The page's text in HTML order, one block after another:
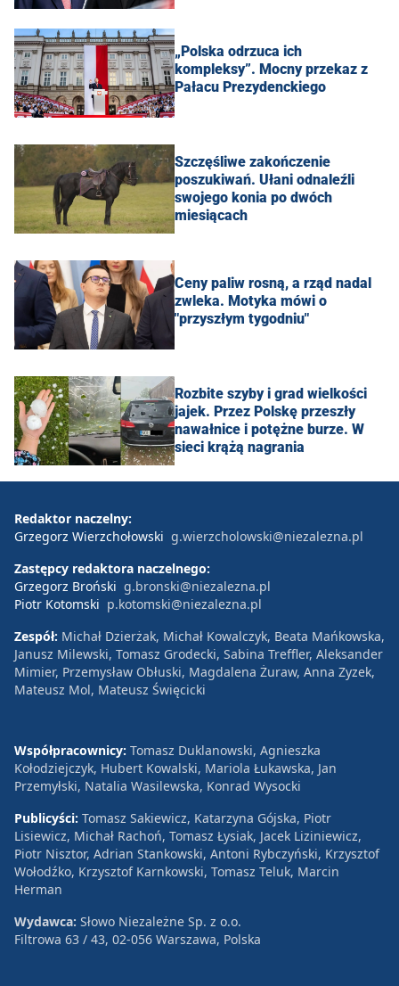
„Polska odrzuca ich
kompleksy”. Mocny przekaz z
Pałacu Prezydenckiego
Szczęśliwe zakończenie
poszukiwań. Ułani odnaleźli
swojego konia po dwóch
miesiącach
Ceny paliw rosną, a rząd nadal
zwleka. Motyka mówi o
"przyszłym tygodniu"
Rozbite szyby i grad wielkości
jajek. Przez Polskę przeszły
nawałnice i potężne burze. W
sieci krążą nagrania
Redaktor naczelny:
Grzegorz Wierzchołowski g.wierzcholowski@niezalezna.pl
Zastępcy redaktora naczelnego:
Grzegorz Broński g.bronski@niezalezna.pl
Piotr Kotomski p.kotomski@niezalezna.pl
Zespół: Michał Dzierżak, Michał Kowalczyk, Beata Mańkowska,
Janusz Milewski, Tomasz Grodecki, Sabina Treffler, Aleksander
Mimier, Przemysław Obłuski, Magdalena Żuraw, Anna Zyzek,
Mateusz Mol, Mateusz Święcicki
Współpracownicy: Tomasz Duklanowski, Agnieszka
Kołodziejczyk, Hubert Kowalski, Mariola Łukawska, Jan
Przemyłski, Natalia Wasilewska, Konrad Wysocki
Publicyści: Tomasz Sakiewicz, Katarzyna Gójska, Piotr
Lisiewicz, Michał Rachoń, Tomasz Łysiak, Jacek Liziniewicz,
Piotr Nisztor, Adrian Stankowski, Antoni Rybczyński, Krzysztof
Wołodźko, Krzysztof Karnkowski, Tomasz Teluk, Marcin
Herman
Wydawca: Słowo Niezależne Sp. z o.o.
Filtrowa 63 / 43, 02-056 Warszawa, Polska